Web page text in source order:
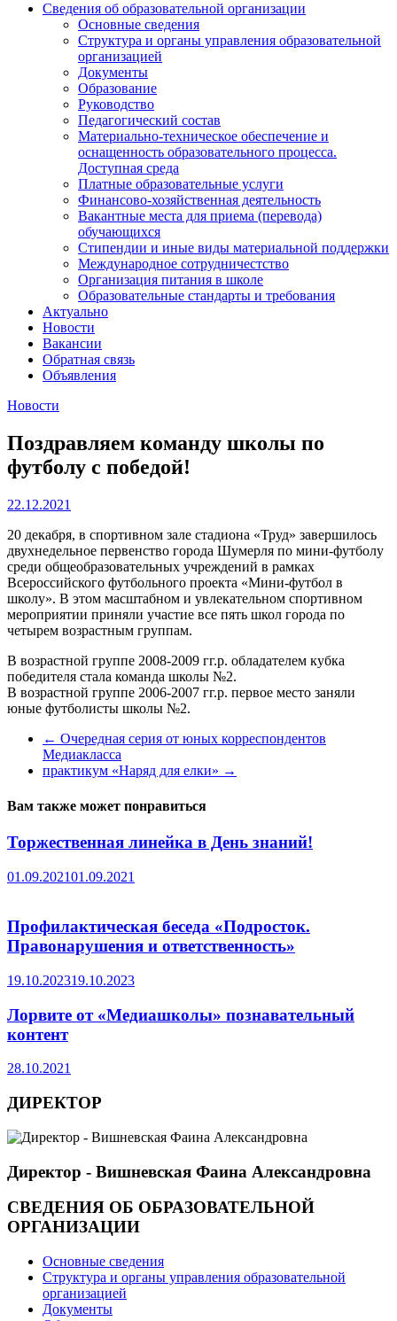
Сведения об образовательной организации
Основные сведения
Структура и органы управления образовательной
организацией
Документы
Образование
Руководство
Педагогический состав
Материально-техническое обеспечение и
оснащенность образовательного процесса.
Доступная среда
Платные образовательные услуги
Финансово-хозяйственная деятельность
Вакантные места для приема (перевода)
обучающихся
Стипендии и иные виды материальной поддержки
Международное сотрудничестство
Организация питания в школе
Образовательные стандарты и требования
Актуально
Новости
Вакансии
Обратная связь
Объявления
Новости
Поздравляем команду школы по
футболу с победой!
22.12.2021
20 декабря, в спортивном зале стадиона «Труд» завершилось
двухнедельное первенство города Шумерля по мини-футболу
среди общеобразовательных учреждений в рамках
Всероссийского футбольного проекта «Мини-футбол в
школу». В этом масштабном и увлекательном спортивном
мероприятии приняли участие все пять школ города по
четырем возрастным группам.
В возрастной группе 2008-2009 гг.р. обладателем кубка
победителя стала команда школы №2.
В возрастной группе 2006-2007 гг.р. первое место заняли
юные футболисты школы №2.
← Очередная серия от юных корреспондентов
Медиакласса
практикум «Наряд для елки» →
Вам также может понравиться
Торжественная линейка в День знаний!
01.09.202101.09.2021
Профилактическая беседа «Подросток.
Правонарушения и ответственность»
19.10.202319.10.2023
Лорвите от «Медиашколы» познавательный
контент
28.10.2021
ДИРЕКТОР
Директор - Вишневская Фаина Александровна
СВЕДЕНИЯ ОБ ОБРАЗОВАТЕЛЬНОЙ
ОРГАНИЗАЦИИ
Основные сведения
Структура и органы управления образовательной
организацией
Документы